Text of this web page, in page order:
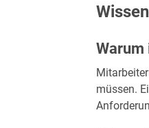
Warum
müssen.